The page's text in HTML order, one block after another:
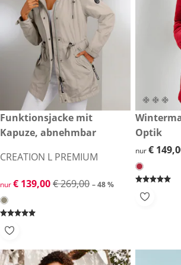
reduzierter Preis € 139,00, vorheriger
-48 %
Funktionsjacke mit
Kapuze, abnehmbar
CREATION L PREMIUM
reduzierter Preis € 139,00, vorheriger
nur€ 139,00€ 269,00 – 48 %
€ 149,00
Optik
€ 149,00
nur€